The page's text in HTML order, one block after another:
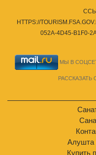
HTTPS://
052A-4D45-B1F0-
МЫ В
РАССКАЗАТЬ
Алушта
Купить